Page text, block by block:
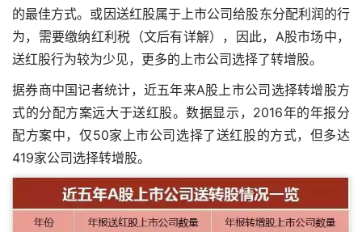
的最佳方式。或因送红股属于上市公司给股东分配利润的行
为，需要缴纳红利税（文后有详解），因此，A股市场中，
送红股行为较为少见，更多的上市公司选择了转增股。
据券商中国记者统计，近五年来A股上市公司选择转增股方
式的分配方案远大于送红股。数据显示，2016年的年报分
配方案中，仅50家上市公司选择了送红股的方式，但多达
419家公司选择转增股。